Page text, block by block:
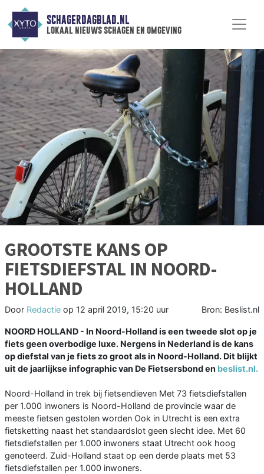
SCHAGERDAGBLAD.NL
lokaal nieuws schagen en omgeving
GROOTSTE KANS OP
FIETSDIEFSTAL IN NOORD-
HOLLAND
Door Redactie op 12 april 2019, 15:20 uur Bron: Beslist.nl
NOORD HOLLAND - In Noord-Holland is een tweede slot op je
fiets geen overbodige luxe. Nergens in Nederland is de kans
op diefstal van je fiets zo groot als in Noord-Holland. Dit blijkt
uit de jaarlijkse infographic van De Fietsersbond en beslist.nl.
Noord-Holland in trek bij fietsendieven Met 73 fietsdiefstallen
per 1.000 inwoners is Noord-Holland de provincie waar de
meeste fietsen gestolen worden Ook in Utrecht is een extra
fietsketting naast het standaardslot geen slecht idee. Met 60
fietsdiefstallen per 1.000 inwoners staat Utrecht ook hoog
genoteerd. Zuid-Holland staat op een derde plaats met 53
fietsdiefstallen per 1.000 inwoners.